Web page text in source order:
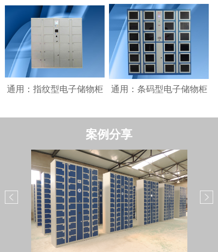
通用：指纹型电子储物柜 通用：条码型电子储物柜
案例分享